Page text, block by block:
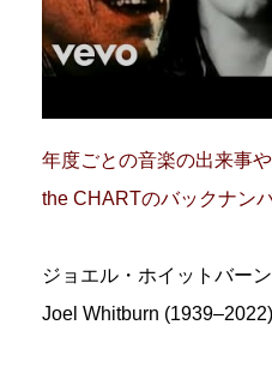
年度ごとの音楽の出来事
the CHARTのバックナン
ジョエル・ホイットバー
Joel Whitburn (1939–2022)